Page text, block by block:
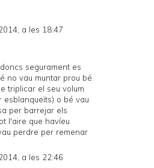
a les 18:47
segurament es
no vau muntar prou bé
triplicar el seu volum
esblanqueïts) o bé vau
per barrejar els
l'aire que havíeu
perdre per remenar
a les 22:46